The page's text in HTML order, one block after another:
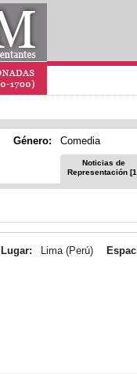
Género: Comedia
Noticias de
Representación
Lugar: Lima (Perú)